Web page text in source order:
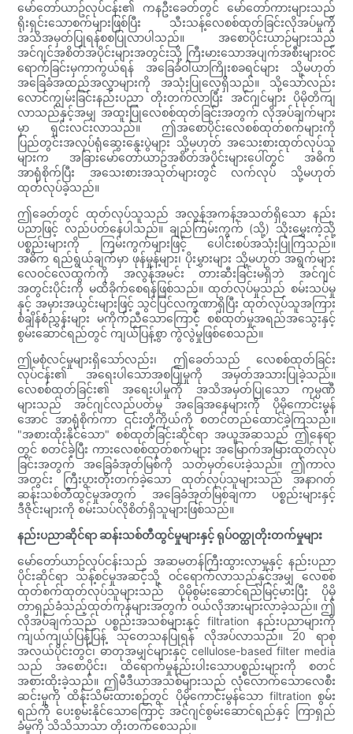
မော်တော်ယာဥ်လုပ်ငန်း၏ ကနဦးခေတ်တွင် မော်တော်ကားများသည်
ရိုးရှင်းသောစက်များဖြစ်ပြီး သီးသန့်လေစစ်ထုတ်ခြင်းလိုအပ်မှုကို
အသိအမှတ်ပြုရန်စစပြုလာပါသည်။ အစောပိုင်းယာဉ်များသည်
အင်ဂျင်အစိတ်အပိုင်းများအတွင်းသို့ ကြီးမားသောအပျက်အစီးများဝင်
ရောက်ခြင်းမှကာကွယ်ရန် အခြေခံဝါယာကြိုးစခရင်များ သို့မဟုတ်
အခြေခံအထည်အလွှာများကို အသုံးပြုလေ့ရှိသည်။ သို့သော်လည်း
လောင်ကျွမ်းခြင်းနည်းပညာ တိုးတက်လာပြီး အင်ဂျင်များ ပိုမိုတိကျ
လာသည်နှင့်အမျှ အထူးပြုလေစစ်ထုတ်ခြင်းအတွက် လိုအပ်ချက်များ
မှာ ရှင်းလင်းလာသည်။ ဤအစောပိုင်းလေစစ်ထုတ်စက်များကို
ပြည်တွင်းအလုပ်ရုံဆွေးနွေးပွဲများ သို့မဟုတ် အသေးစားထုတ်လုပ်သူ
များက အခြားမော်တော်ယာဥ်အစိတ်အပိုင်းများပေါ်တွင် အဓိက
အာရုံစိုက်ပြီး အသေးစားအသုတ်များတွင် လက်လုပ် သို့မဟုတ်
ထုတ်လုပ်ခဲ့သည်။
ဤခေတ်တွင် ထုတ်လုပ်သူသည် အလွန်အကန့်အသတ်ရှိသော နည်း
ပညာဖြင့် လည်ပတ်နေပါသည်။ ချည်ကြမ်းကွက် (သို့) သိုးမွှေးကဲ့သို့
ပစ္စည်းများကို ကြမ်းကွက်များဖြင့် ပေါင်းစပ်အသုံးပြုကြသည်။
အဓိက ရည်ရွယ်ချက်မှာ ဖုန်မှုန့်များ၊ ပိုးမွှားများ သို့မဟုတ် အရွက်များ
လေဝင်လေထွက်ကို အလွန်အမင်း တားဆီးခြင်းမရှိဘဲ အင်ဂျင်
အတွင်းပိုင်းကို မထိခိုက်စေရန်ဖြစ်သည်။ ထုတ်လုပ်မှုသည် စမ်းသပ်မှု
နှင့် အမှားအယွင်းများဖြင့် သွင်ပြင်လက္ခဏာရှိပြီး ထုတ်လုပ်သူအကြား
စံချိန်စံညွှန်းများ မကိုက်ညီသောကြောင့် စစ်ထုတ်မှုအရည်အသွေးနှင့်
စွမ်းဆောင်ရည်တွင် ကျယ်ပြန့်စွာ ကွဲလွဲမှုဖြစ်စေသည်။
ဤမစုံလင်မှုများရှိသော်လည်း၊ ဤခေတ်သည် လေစစ်ထုတ်ခြင်း
လုပ်ငန်း၏ အရေးပါသောအစပြုမှုကို အမှတ်အသားပြုခဲ့သည်။
လေစစ်ထုတ်ခြင်း၏ အရေးပါမှုကို အသိအမှတ်ပြုသော ကုမ္ပဏီ
များသည် အင်ဂျင်လည်ပတ်မှု အခြေအနေများကို ပိုမိုကောင်းမွန်
အောင် အာရုံစိုက်ကာ ၎င်းတို့ကိုယ်ကို စတင်တည်ထောင်ခဲ့ကြသည်။
"အစားထိုးနိုင်သော" စစ်ထုတ်ခြင်းဆိုင်ရာ အယူအဆသည် ဤနေရာ
တွင် စတင်ခဲ့ပြီး ကားလေစစ်ထုတ်စက်များ အမြောက်အမြားထုတ်လုပ်
ခြင်းအတွက် အခြေခံအုတ်မြစ်ကို သတ်မှတ်ပေးခဲ့သည်။ ဤကာလ
အတွင်း ကြီးပွားတိုးတက်ခဲ့သော ထုတ်လုပ်သူများသည် အနာဂတ်
ဆန်းသစ်တီထွင်မှုအတွက် အခြေခံအုတ်မြစ်ချကာ ပစ္စည်းများနှင့်
ဒီဇိုင်းများကို စမ်းသပ်လိုစိတ်ရှိသူများဖြစ်သည်။
နည်းပညာဆိုင်ရာ ဆန်းသစ်တီထွင်မှုများနှင့် ရုပ်ဝတ္ထုတိုးတက်မှုများ
မော်တော်ယာဥ်လုပ်ငန်းသည် အဆမတန်ကြီးထွားလာမှုနှင့် နည်းပညာ
ပိုင်းဆိုင်ရာ သန့်စင်မှုအဆင့်သို့ ဝင်ရောက်လာသည်နှင့်အမျှ လေစစ်
ထုတ်စက်ထုတ်လုပ်သူများသည် ပိုမိုစွမ်းဆောင်ရည်မြင့်မားပြီး ပိုမို
တာရှည်ခံသည့်ထုတ်ကုန်များအတွက် ဝယ်လိုအားများလာခဲ့သည်။ ဤ
လိုအပ်ချက်သည် ပစ္စည်းအသစ်များနှင့် filtration နည်းပညာများကို
ကျယ်ကျယ်ပြန့်ပြန့် သုတေသနပြုရန် လိုအပ်လာသည်။ 20 ရာစု
အလယ်ပိုင်းတွင်၊ ဓာတုအမျှင်များနှင့် cellulose-based filter media
သည် အစောပိုင်း၊ ထိရောက်မှုနည်းပါးသောပစ္စည်းများကို စတင်
အစားထိုးခဲ့သည်။ ဤမီဒီယာအသစ်များသည် လုံလောက်သောလေစီး
ဆင်းမှုကို ထိန်းသိမ်းထားစဉ်တွင် ပိုမိုကောင်းမွန်သော filtration စွမ်း
ရည်ကို ပေးစွမ်းနိုင်သောကြောင့် အင်ဂျင်စွမ်းဆောင်ရည်နှင့် ကြာရှည်
ခံမှုကို သိသိသာသာ တိုးတက်စေသည်။